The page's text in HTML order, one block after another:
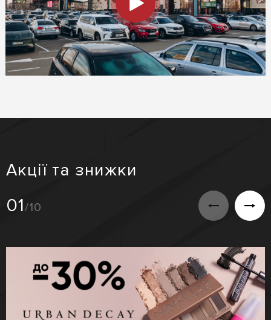
Акції та знижки
01/10